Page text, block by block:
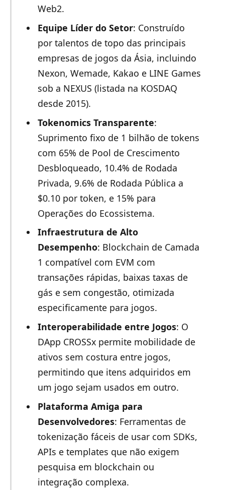
Web2.
Equipe Líder do Setor: Construído
por talentos de topo das principais
empresas de jogos da Ásia, incluindo
Nexon, Wemade, Kakao e LINE Games
sob a NEXUS (listada na KOSDAQ
desde 2015).
Tokenomics Transparente:
Suprimento fixo de 1 bilhão de tokens
com 65% de Pool de Crescimento
Desbloqueado, 10.4% de Rodada
Privada, 9.6% de Rodada Pública a
$0.10 por token, e 15% para
Operações do Ecossistema.
Infraestrutura de Alto
Desempenho: Blockchain de Camada
1 compatível com EVM com
transações rápidas, baixas taxas de
gás e sem congestão, otimizada
especificamente para jogos.
Interoperabilidade entre Jogos: O
DApp CROSSx permite mobilidade de
ativos sem costura entre jogos,
permitindo que itens adquiridos em
um jogo sejam usados em outro.
Plataforma Amiga para
Desenvolvedores: Ferramentas de
tokenização fáceis de usar com SDKs,
APIs e templates que não exigem
pesquisa em blockchain ou
integração complexa.